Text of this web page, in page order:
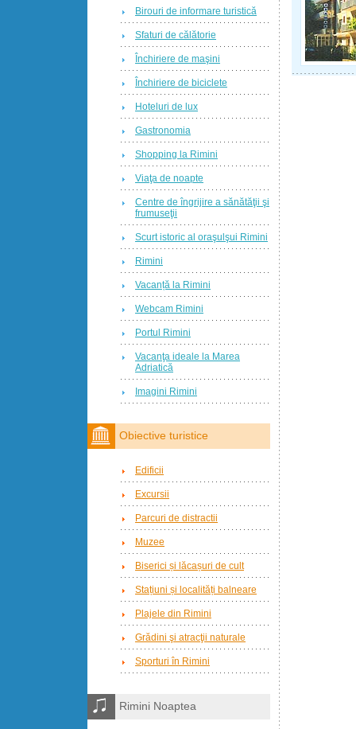
Birouri de informare turistică
Sfaturi de călătorie
Închiriere de maşini
Închiriere de biciclete
Hoteluri de lux
Gastronomia
Shopping la Rimini
Viaţa de noapte
Centre de îngrijire a sănătăţii şi
frumuseţii
Scurt istoric al oraşulşui Rimini
Rimini
Vacanță la Rimini
Webcam Rimini
Portul Rimini
Vacanţa ideale la Marea
Adriatică
Imagini Rimini
Obiective turistice
Edificii
Excursii
Parcuri de distractii
Muzee
Biserici și lăcașuri de cult
Stațiuni și localități balneare
Plajele din Rimini
Grădini şi atracţii naturale
Sporturi în Rimini
Rimini Noaptea